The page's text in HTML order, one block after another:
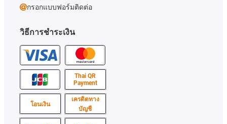
วิธีการชำระเงิน
Thai QR
Payment
โอนเงิน
เครดิตทาง
บัญชี
กรอกแบบฟอร์มติดต่อ